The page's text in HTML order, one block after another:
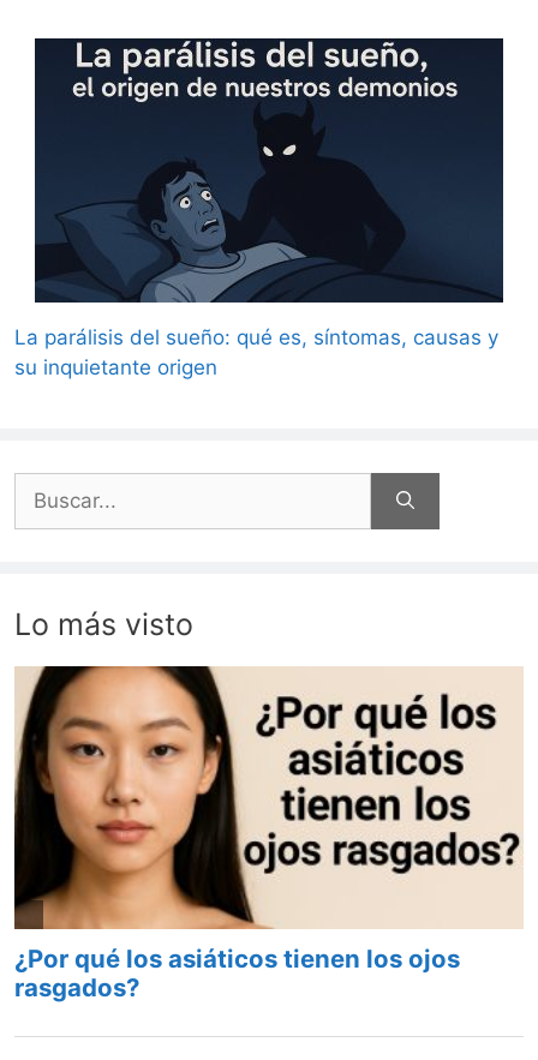
La parálisis del sueño: qué es, síntomas, causas y
su inquietante origen
Buscar:
Lo más visto